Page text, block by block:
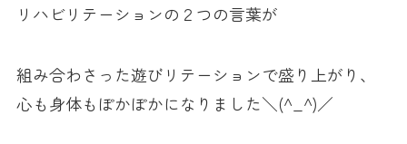
リハビリテーションの２つの言葉が
組み合わさった遊びリテーションで盛り上がり、
心も身体もぽかぽかになりました＼(^_^)／